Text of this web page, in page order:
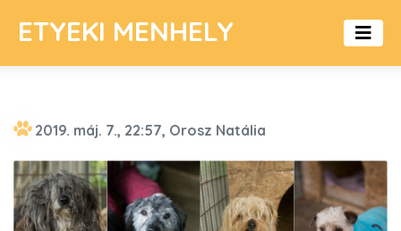
ETYEKI MENHELY
2019. máj. 7., 22:57, Orosz Natália